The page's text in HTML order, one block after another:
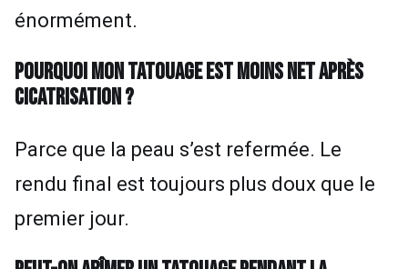
énormément.
POURQUOI MON TATOUAGE EST MOINS NET APRÈS
CICATRISATION ?
Parce que la peau s’est refermée. Le
rendu final est toujours plus doux que le
premier jour.